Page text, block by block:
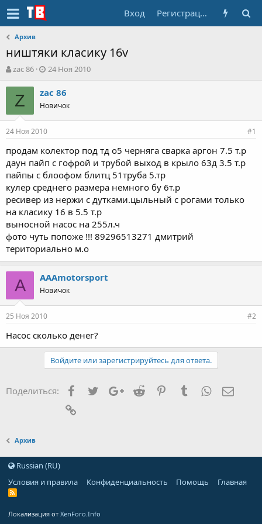
Вход Регистрация
Архив
ништяки класику 16v
А
т
о
т
е
ы
zac 86
Д
т
н
а
ч
л
а
24 Ноя 2010
Z zac 86
Новичок
24 Ноя 2010 #1
продам колектор под тд о5 черняга сварка аргон 7.5 т.р
даун пайп с гофрой и трубой выход в крыло 63д 3.5 т.р
пайпы с блоофом блитц 51труба 5.тр
кулер среднего размера немного бу 6т.р
ресивер из нержи с дутками.цыльный с рогами только
на класику 16 в 5.5 т.р
выносной насос на 255л.ч
фото чуть попоже !!! 89296513271 дмитрий
териториально м.о
A AAAmotorsport
Новичок
25 Ноя 2010 #2
Насос сколько денег?
Войдите или зарегистрируйтесь для ответа.
Поделиться: FacebookTwitterGoogle+
Reddit PinterestTumblrWhatsApp
Архив
Russian (RU)
Условия и правила
Конфиденциальность Помощь Главная
Локализация от XenForo.Info